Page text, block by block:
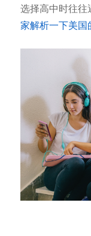
选择高中时往往
家解析一下美国